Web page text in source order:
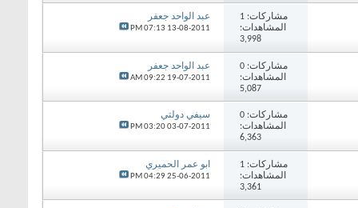
مشاركات: 1
المشاهدات:
3,998
عبد الواحد جعفر
13-08-2011
07:13 PM
مشاركات: 0
المشاهدات:
5,087
عبد الواحد جعفر
19-07-2011
09:22 AM
مشاركات: 0
المشاهدات:
6,363
سيفي دولتي
03-07-2011
03:20 PM
مشاركات: 1
المشاهدات:
3,361
ابو عمر الحميري
25-06-2011
04:29 PM